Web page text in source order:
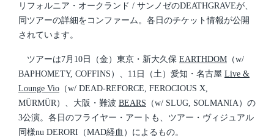
リフォルニア・オークランド / サンノゼのDEATHGRAVEが、
同ツアーの詳細をコンファーム。各日のチケット情報が公開
されています。
ツアーは7月10日（金）東京・新大久保 EARTHDOM （w/
BAPHOMETY, COFFINS）、11日（土）愛知・名古屋 Live &
Lounge Vio （w/ DEAD-REFORCE, FEROCIOUS X,
MÜRMÜR）、大阪・難波 BEARS （w/ SLUG, SOLMANIA）の
3公演。各日のフライヤー・アートも、ツアー・ヴィジュアル
同様nu DERORI（MAD経血）によるもの。